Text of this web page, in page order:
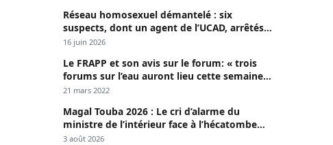
Réseau homosexuel démantelé : six
suspects, dont un agent de l’UCAD, arrêtés à
Keur Massar ; l’un avoue avoir propagé le
16 juin 2026
Le FRAPP et son avis sur le forum: « trois
forums sur l’eau auront lieu cette semaine à
Dakar »
21 mars 2022
Magal Touba 2026 : Le cri d’alarme du
ministre de l’intérieur face à l’hécatombe
routière
3 août 2026